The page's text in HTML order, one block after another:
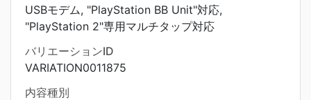
USBモデム, "PlayStation BB Unit"対応,
"PlayStation 2"専用マルチタップ対応
バリエーションID
VARIATION0011875
内容種別